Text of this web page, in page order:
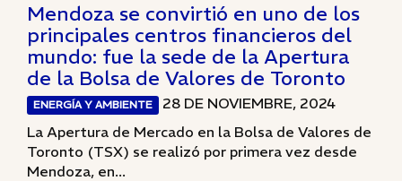
Mendoza se convirtió en uno de los
principales centros financieros del
mundo: fue la sede de la Apertura
de la Bolsa de Valores de Toronto
ENERGÍA Y AMBIENTE
28 DE NOVIEMBRE, 2024
La Apertura de Mercado en la Bolsa de Valores de
Toronto (TSX) se realizó por primera vez desde
Mendoza, en...